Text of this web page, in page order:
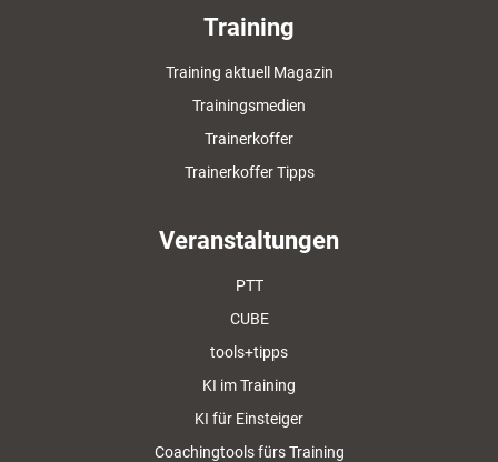
Training
Training aktuell Magazin
Trainingsmedien
Trainerkoffer
Trainerkoffer Tipps
Veranstaltungen
PTT
CUBE
tools+tipps
KI im Training
KI für Einsteiger
Coachingtools fürs Training